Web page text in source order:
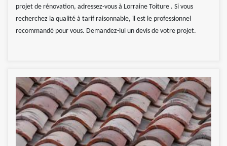
projet de rénovation, adressez-vous à Lorraine Toiture . Si vous
recherchez la qualité à tarif raisonnable, il est le professionnel
recommandé pour vous. Demandez-lui un devis de votre projet.